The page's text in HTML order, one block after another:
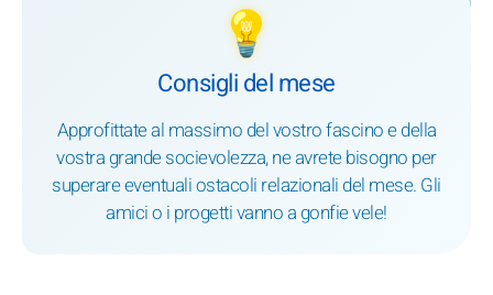
💡
Consigli del mese
Approfittate al massimo del vostro fascino e della
vostra grande socievolezza, ne avrete bisogno per
superare eventuali ostacoli relazionali del mese. Gli
amici o i progetti vanno a gonfie vele!